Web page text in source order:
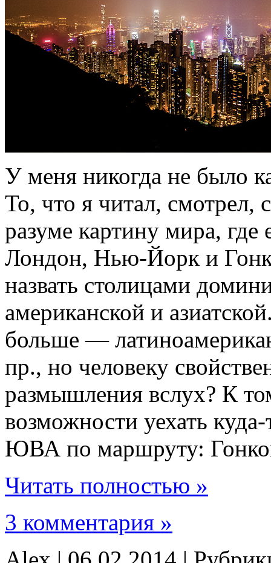
У меня никогда не было
То, что я читал,
разуме картину мира, где
Лондон, Нью-Йорк и
назвать столицами
американской и
больше —
пр., но человеку
размышления вслух? К
возможности уехать
ЮВА по маршруту:
Читать полностью »
3 комментария »